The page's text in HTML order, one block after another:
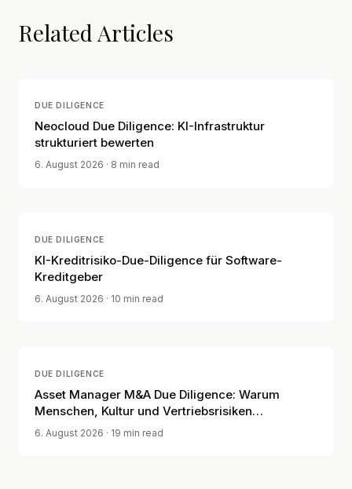
Related Articles
DUE DILIGENCE
Neocloud Due Diligence: KI-Infrastruktur
strukturiert bewerten
6. August 2026 · 8 min read
DUE DILIGENCE
KI-Kreditrisiko-Due-Diligence für Software-
Kreditgeber
6. August 2026 · 10 min read
DUE DILIGENCE
Asset Manager M&A Due Diligence: Warum
Menschen, Kultur und Vertriebsrisiken
entscheidend sind
6. August 2026 · 19 min read